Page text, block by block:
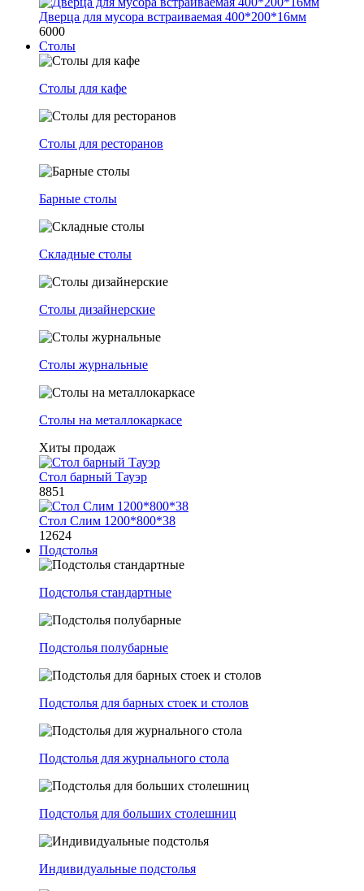
Дверца для мусора встраиваемая 400*200*16мм
6000
Столы
Столы для кафе
Столы для ресторанов
Барные столы
Складные столы
Столы дизайнерские
Столы журнальные
Столы на металлокаркасе
Хиты продаж
Стол барный Тауэр
8851
Стол Слим 1200*800*38
12624
Подстолья
Подстолья стандартные
Подстолья полубарные
Подстолья для барных стоек и столов
Подстолья для журнального стола
Подстолья для больших столешниц
Индивидуальные подстолья